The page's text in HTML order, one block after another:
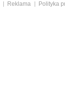
Reklama
Polityka